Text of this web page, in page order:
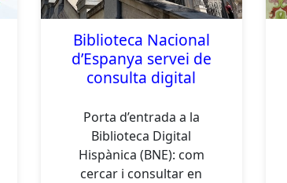
Biblioteca Nacional
d’Espanya servei de
consulta digital
Porta d’entrada a la
Biblioteca Digital
Hispànica (BNE): com
cercar i consultar en